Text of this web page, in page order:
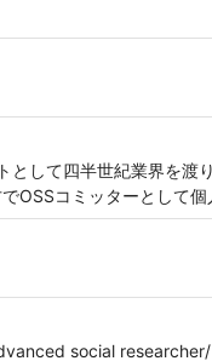
して四半世紀業界を渡
OSSコミッターとして
social